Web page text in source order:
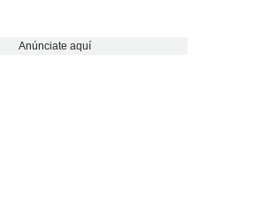
Anúnciate aquí